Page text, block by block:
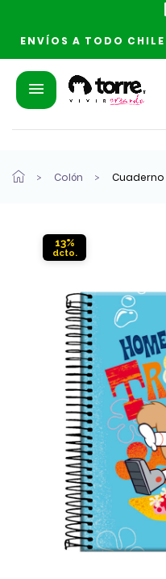
ENVÍOS A TODO CHILE
Colón Cuaderno
13%